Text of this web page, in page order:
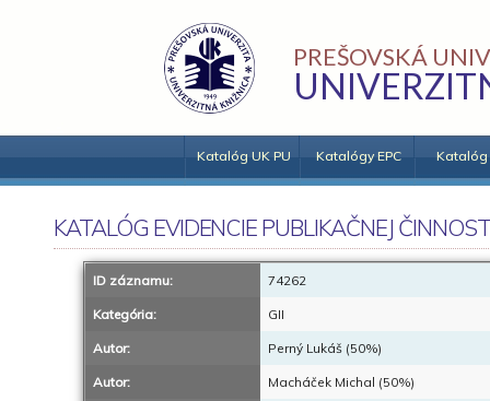
PREŠOVSKÁ
Katalóg UK PU Katalógy EPC Katalóg
KATALÓG EVIDENCIE PUBLIKAČNEJ
ID záznamu: 74262
Kategória: GII
Autor: Perný Lukáš (50%)
Autor: Macháček Michal (50%)